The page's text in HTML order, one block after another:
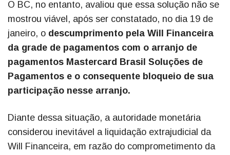
O BC, no entanto, avaliou que essa solução não se
mostrou viável, após ser constatado, no dia 19 de
janeiro, o descumprimento pela Will Financeira
da grade de pagamentos com o arranjo de
pagamentos Mastercard Brasil Soluções de
Pagamentos e o consequente bloqueio de sua
participação nesse arranjo.
Diante dessa situação, a autoridade monetária
considerou inevitável a liquidação extrajudicial da
Will Financeira, em razão do comprometimento da